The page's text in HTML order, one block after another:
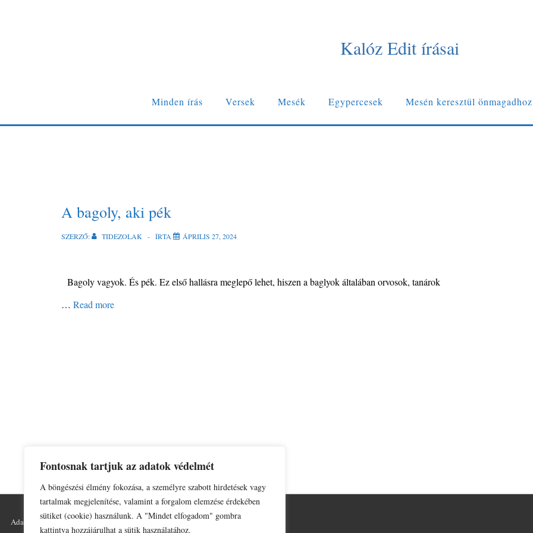
Fontosnak tartjuk az adatok védelmét
A böngészési élmény fokozása, a személyre szabott hirdetések vagy
tartalmak megjelenítése, valamint a forgalom elemzése érdekében
sütiket (cookie) használunk. A "Mindet elfogadom" gombra
kattintva hozzájárulhat a sütik használatához.
Kalóz Edit írásai
Minden írás Versek Mesék Egypercesek Mesén keresztül önmagadhoz
A bagoly, aki pék
SZERZŐ: TIDEZOLAK ÍRTA ÁPRILIS 27, 2024
Bagoly vagyok. És pék. Ez első hallásra meglepő lehet, hiszen a baglyok általában orvosok, tanárok
… Read more
Adatkezelési tájékoztató Impresszum